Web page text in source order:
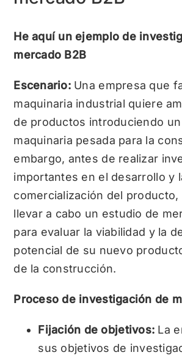
He aquí un ejemplo de
mercado B2B
Escenario: Una empresa que
maquinaria industrial quiere
de productos introduciendo
maquinaria pesada para la
embargo, antes de realizar
importantes en el desarrollo y
comercialización del producto,
llevar a cabo un estudio de
para evaluar la viabilidad y la
potencial de su nuevo
de la construcción.
Proceso de investigación de
Fijación de objetivos: La
sus objetivos de